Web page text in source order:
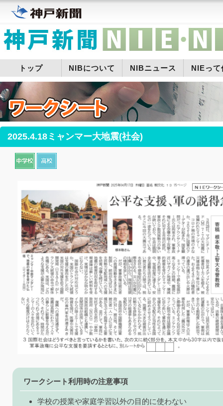
トップ NIBについて NIBニュース NIEって
2025.4.18ミャンマー大地震(社会)
ワークシート利用時の注意事項
学校の授業や家庭学習以外の目的に使わない